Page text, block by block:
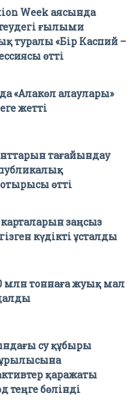
Week аясында
ғылыми
туралы «Бір Каспий –
өтті
«Алакөл алаулары»
жетті
тағайындау
өтті
заңсыз
күдікті ұсталды
млн тоннаға жуық мал
су құбыры
қаражаты
теңге бөлінді